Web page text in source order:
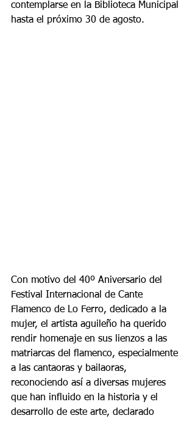
contemplarse en la Biblioteca Municipal
hasta el próximo 30 de agosto.
Con motivo del 40º Aniversario del
Festival Internacional de Cante
Flamenco de Lo Ferro, dedicado a la
mujer, el artista aguileño ha querido
rendir homenaje en sus lienzos a las
matriarcas del flamenco, especialmente
a las cantaoras y bailaoras,
reconociendo así a diversas mujeres
que han influido en la historia y el
desarrollo de este arte, declarado